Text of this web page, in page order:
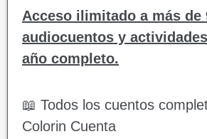
Acceso ilimitado a más de
audiocuentos y
año completo.
📖 Todos los cuentos
Colorin Cuenta